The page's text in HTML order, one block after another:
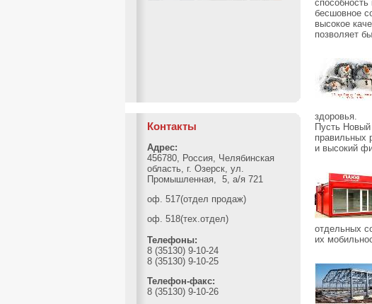
Контакты
Адрес:
456780, Россия, Челябинская
область, г. Озерск, ул.
Промышленная, 5, а/я 721
оф. 517(отдел продаж)
оф. 518(тех.отдел)
Телефоны:
8 (35130) 9-10-24
8 (35130) 9-10-25
Телефон-факс:
8 (35130) 9-10-26
бесшовное
высокое
позволяет
здоровья.
Пусть
правильных
и высокий
отдельных
их